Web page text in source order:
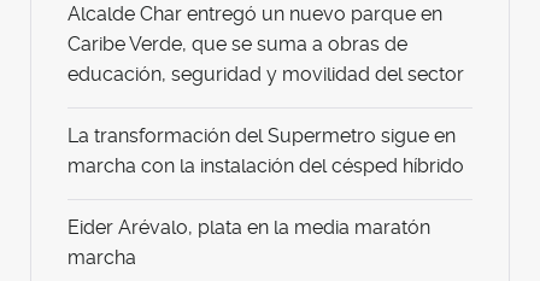
Alcalde Char entregó un nuevo parque en
Caribe Verde, que se suma a obras de
educación, seguridad y movilidad del sector
La transformación del Supermetro sigue en
marcha con la instalación del césped híbrido
Eider Arévalo, plata en la media maratón
marcha